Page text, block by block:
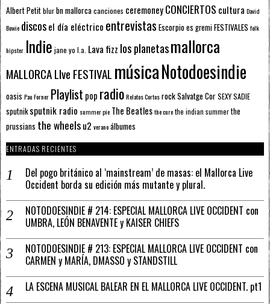
Albert Petitblurbn mallorcacanciones ceremoneyCONCIERTOS cultura David
Bowie discosel día eléctrico entrevistas Escorpioes gremiFESTIVALES folk
hipster Indie jane yo l.a. Lava fizz los planetasmallorca
MALLORCA LIve FESTIVAL músicaNotodoesindie
oasis Pau Forner Playlist pop radioRelatos CortosrockSalvatge CorSEXY SADIE
sputnik sputnik radio summer pie The Beatlesthe curethe indian summerthe
prussians the wheelsu2 veranoálbumes
ENTRADAS RECIENTES
Del pogo británico al ‘mainstream’ de masas: el Mallorca Live
Occident borda su edición más mutante y plural.
NOTODOESINDIE # 214: ESPECIAL MALLORCA LIVE OCCIDENT con
UMBRA, LEÓN BENAVENTE y KAISER CHIEFS
NOTODOESINDIE # 213: ESPECIAL MALLORCA LIVE OCCIDENT con
CARMEN y MARÍA, DMASSO y STANDSTILL
LA ESCENA MUSICAL BALEAR EN EL MALLORCA LIVE OCCIDENT. pt1